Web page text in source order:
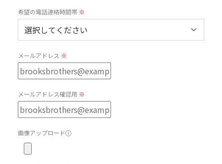
希望の電話連絡時間帯 ※
メールアドレス ※
メールアドレス確認用 ※
画像アップロード